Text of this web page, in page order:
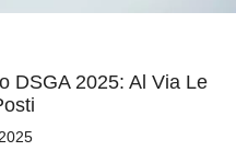
DSGA 2025: Al Via Le